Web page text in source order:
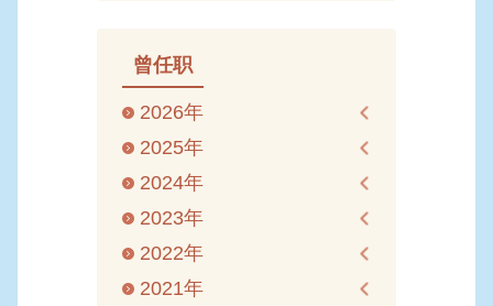
曾任职
2026年
2025年
2024年
2023年
2022年
2021年